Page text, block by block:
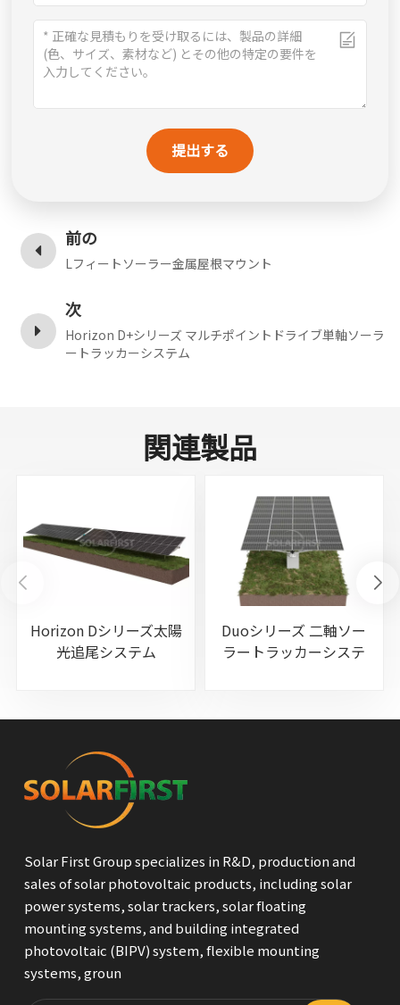
提出する
前の
Lフィートソーラー金属屋根マウント
次
Horizo​​n D+シリーズ マルチポイントドライブ単軸ソーラ
ートラッカーシステム
関連製品
Horizo​​n Dシリーズ太陽
光追尾システム
Duoシリーズ 二軸ソー
ラートラッカーシステ
Solar First Group specializes in R&D, production and
sales of solar photovoltaic products, including solar
power systems, solar trackers, solar floating
mounting systems, and building integrated
photovoltaic (BIPV) system, flexible mounting
systems, groun